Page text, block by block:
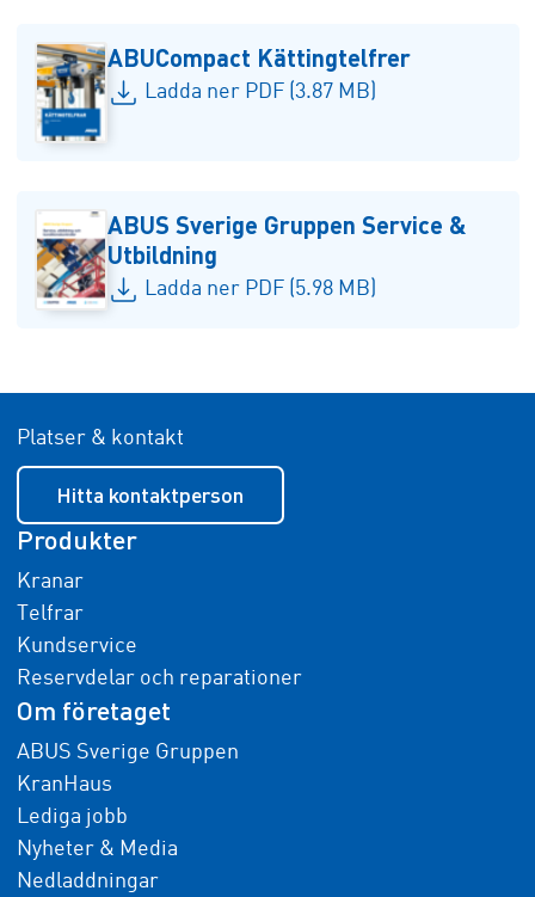
ABUCompact Kättingtelfrer
Ladda ner PDF (3.87 MB)
ABUS Sverige Gruppen Service &
Utbildning
Ladda ner PDF (5.98 MB)
Platser & kontakt
Hitta kontaktperson
Produkter
Kranar
Telfrar
Kundservice
Reservdelar och reparationer
Om företaget
ABUS Sverige Gruppen
KranHaus
Lediga jobb
Nyheter & Media
Nedladdningar